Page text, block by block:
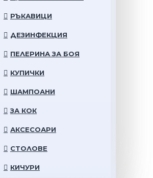
РЪКАВИЦИ
ДЕЗИНФЕКЦИЯ
ПЕЛЕРИНА ЗА БОЯ
КУПИЧКИ
ШАМПОАНИ
ЗА КОК
АКСЕСОАРИ
СТОЛОВЕ
КИЧУРИ